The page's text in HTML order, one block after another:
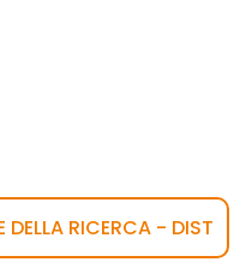
DELLA RICERCA - DIST